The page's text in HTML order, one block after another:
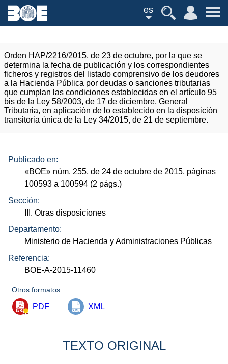
es
Orden HAP/2216/2015, de 23 de octubre, por la que se
determina la fecha de publicación y los correspondientes
ficheros y registros del listado comprensivo de los deudores
a la Hacienda Pública por deudas o sanciones tributarias
que cumplan las condiciones establecidas en el artículo 95
bis de la Ley 58/2003, de 17 de diciembre, General
Tributaria, en aplicación de lo establecido en la disposición
transitoria única de la Ley 34/2015, de 21 de septiembre.
Publicado en:
«BOE» núm. 255, de 24 de octubre de 2015, páginas
100593 a 100594 (2 págs.)
Sección:
III. Otras disposiciones
Departamento:
Ministerio de Hacienda y Administraciones Públicas
Referencia:
BOE-A-2015-11460
Otros formatos:
PDF XML
TEXTO ORIGINAL